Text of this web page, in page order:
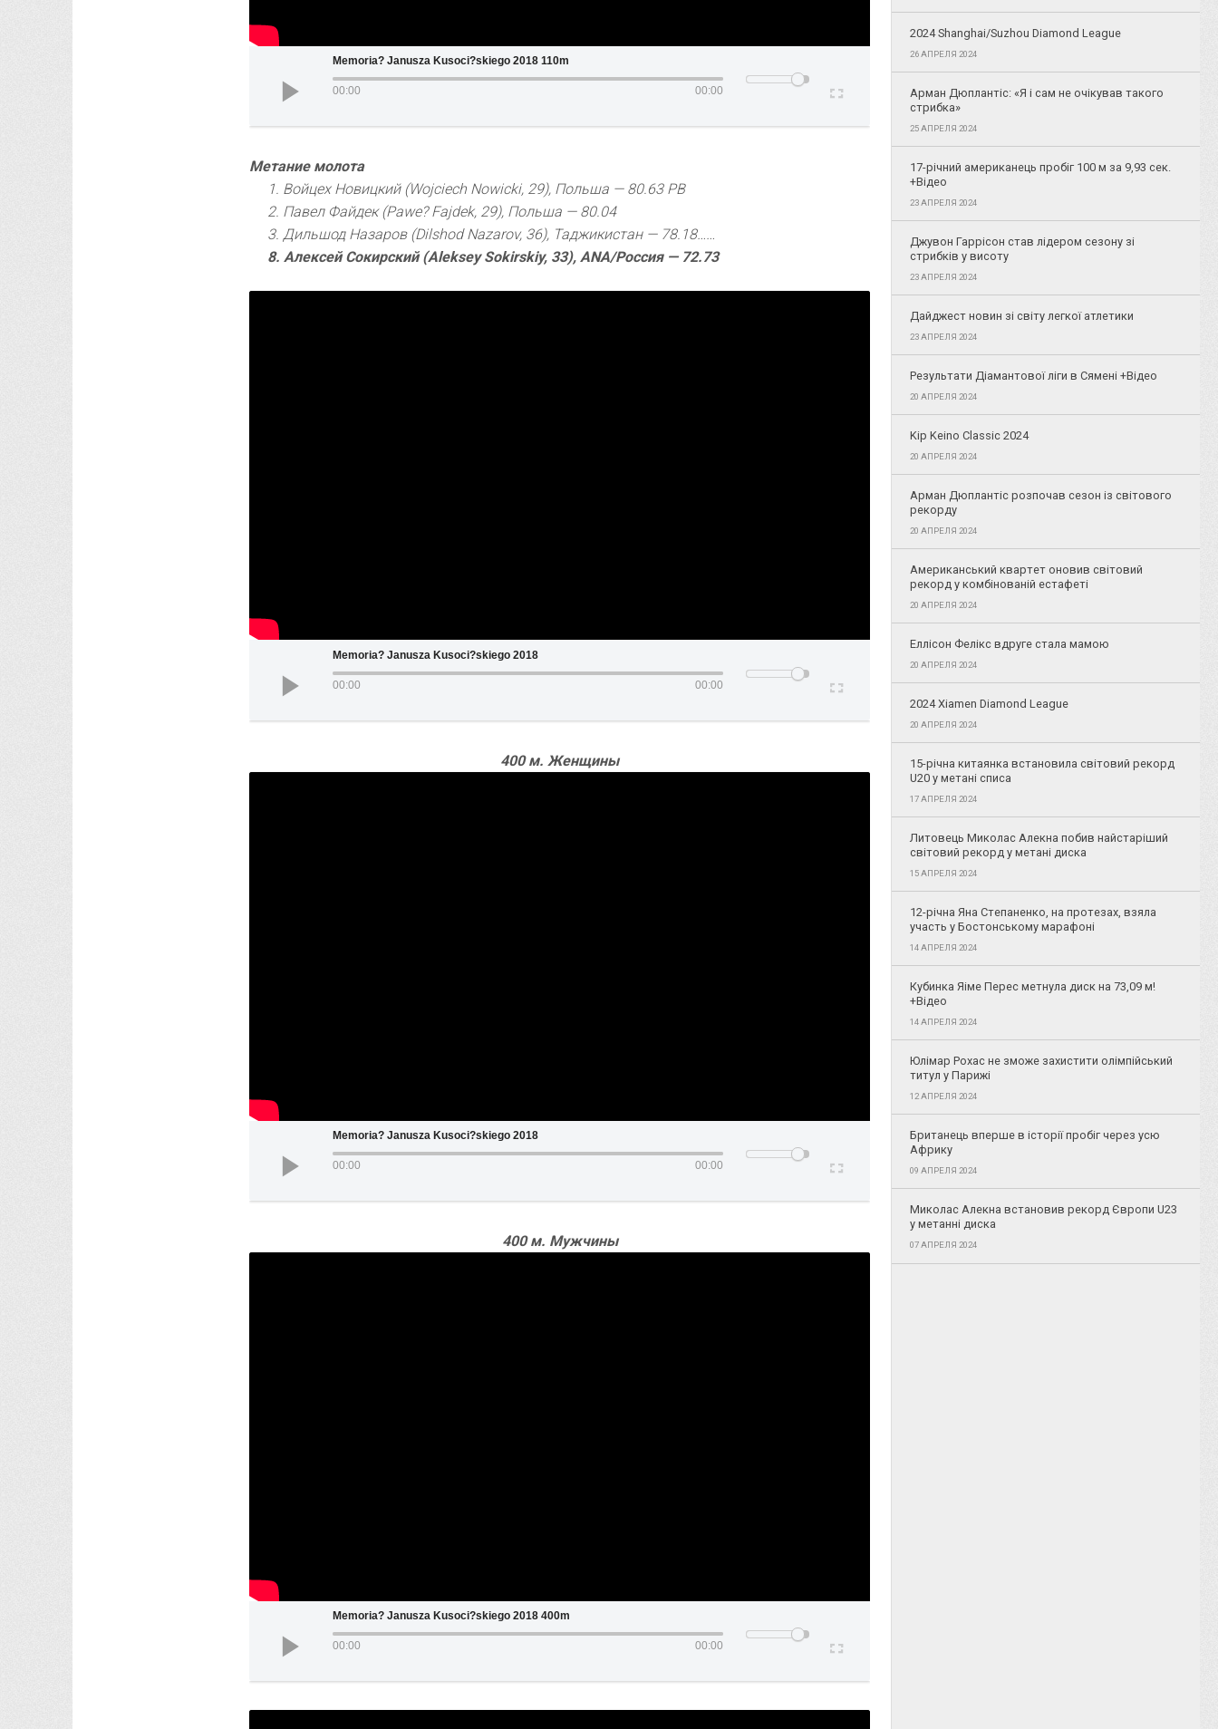
Memoria? Janusza Kusoci?skiego 2018 110m
00:00 00:00
Метание молота
1. Войцех Новицкий (Wojciech Nowicki, 29), Польша — 80.63 PB
2. Павел Файдек (Pawe? Fajdek, 29), Польша — 80.04
3. Дильшод Назаров (Dilshod Nazarov, 36), Таджикистан — 78.18……
8. Алексей Сокирский (Aleksey Sokirskiy, 33), ANA/Россия — 72.73
Memoria? Janusza Kusoci?skiego 2018
00:00 00:00
400 м. Женщины
Memoria? Janusza Kusoci?skiego 2018
00:00 00:00
400 м. Мужчины
Memoria? Janusza Kusoci?skiego 2018 400m
00:00 00:00
2024 Shanghai/Suzhou Diamond League
26 АПРЕЛЯ 2024
Арман Дюплантіс: «Я і сам не очікував такого
стрибка»
25 АПРЕЛЯ 2024
17-річний американець пробіг 100 м за 9,93 сек.
+Відео
23 АПРЕЛЯ 2024
Джувон Гаррісон став лідером сезону зі
стрибків у висоту
23 АПРЕЛЯ 2024
Дайджест новин зі світу легкої атлетики
23 АПРЕЛЯ 2024
Результати Діамантової ліги в Сямені +Відео
20 АПРЕЛЯ 2024
Kip Keino Classic 2024
20 АПРЕЛЯ 2024
Арман Дюплантіс розпочав сезон із світового
рекорду
20 АПРЕЛЯ 2024
Американський квартет оновив світовий
рекорд у комбінованій естафеті
20 АПРЕЛЯ 2024
Еллісон Фелікс вдруге стала мамою
20 АПРЕЛЯ 2024
2024 Xiamen Diamond League
20 АПРЕЛЯ 2024
15-річна китаянка встановила світовий рекорд
U20 у метані списа
17 АПРЕЛЯ 2024
Литовець Миколас Алекна побив найстаріший
світовий рекорд у метані диска
15 АПРЕЛЯ 2024
12-річна Яна Степаненко, на протезах, взяла
участь у Бостонському марафоні
14 АПРЕЛЯ 2024
Кубинка Яіме Перес метнула диск на 73,09 м!
+Відео
14 АПРЕЛЯ 2024
Юлімар Рохас не зможе захистити олімпійський
титул у Парижі
12 АПРЕЛЯ 2024
Британець вперше в історії пробіг через усю
Африку
09 АПРЕЛЯ 2024
Миколас Алекна встановив рекорд Європи U23
у метанні диска
07 АПРЕЛЯ 2024